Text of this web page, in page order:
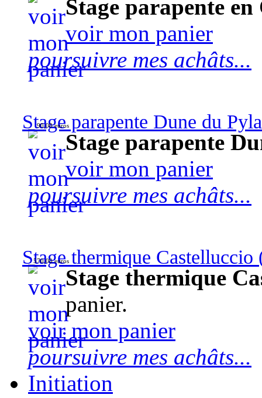
Stage parapente
voir mon panier
poursuivre mes achâts...
Stage parapente Dune du
90,00 euros
Stage parapente
voir mon panier
poursuivre mes achâts...
Stage thermique Castelluccio
570,00 euros
Stage thermique
panier.
voir mon panier
poursuivre mes achâts...
Initiation